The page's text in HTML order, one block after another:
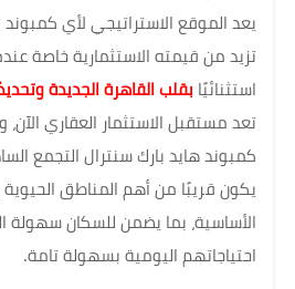
يعد الموقع الاستراتيجي لأي كمبوند
تزيد من قيمته الاستثمارية خاصة
استثنائيًا بقلب القاهرة الجديدة
تعد مستقبل الاستثمار العقاري الآن،
كمبوند هايد بارك سنترال التجمع
يكون قريبًا من أهم المناطق
الأساسية، بما يضمن للسكان
احتياجاتهم اليومية بسهولة تامة.